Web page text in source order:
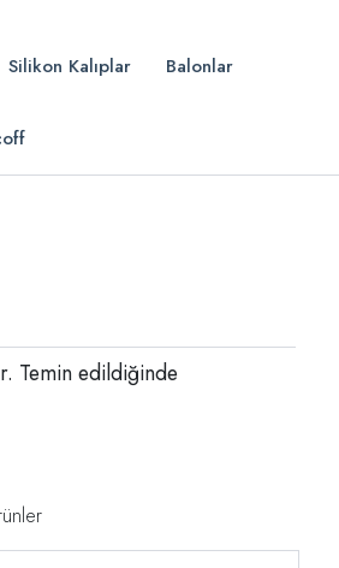
Silikon Kalıplar Balonlar
Temin edildiğinde